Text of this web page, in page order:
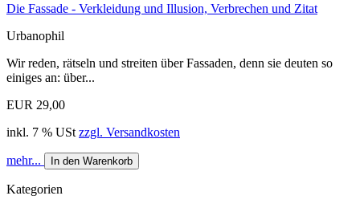
Die Fassade - Verkleidung und Illusion, Verbrechen und Zitat
Urbanophil
Wir reden, rätseln und streiten über Fassaden, denn sie deuten so
einiges an: über...
EUR 29,00
inkl. 7 % USt zzgl. Versandkosten
mehr... In den Warenkorb
Kategorien